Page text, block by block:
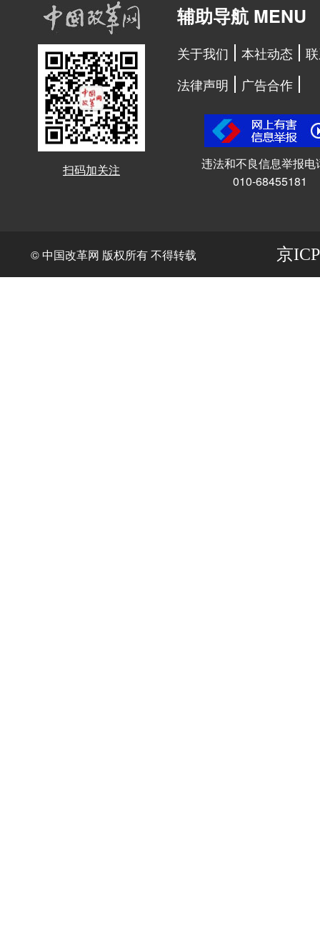
扫码加关注
辅助导航 MENU
关于我们 本社动态
法律声明
广告合作
违法和不良信息举报电
010-68455181
© 中国改革网 版权所有 不得转载 京